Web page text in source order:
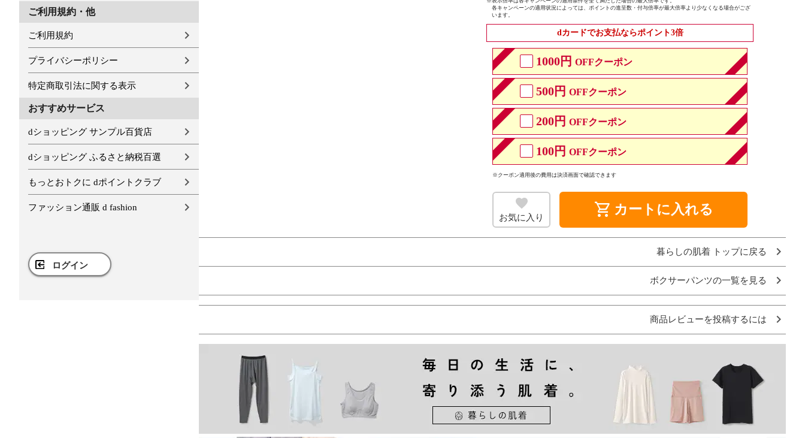
ご利用規約・他
ご利用規約
プライバシーポリシー
特定商取引法に関する表示
おすすめサービス
dショッピング サンプル百貨店
dショッピング ふるさと納税百選
もっとおトクに dポイントクラブ
ファッション通販 d fashion
ログイン
各キャンペーンの適用状況によっては、ポイントの進呈数・付与倍率が最大倍率より少なくなる場合がござ
います。
dカードでお支払ならポイント3倍
1000円 OFFクーポン
500円 OFFクーポン
200円 OFFクーポン
100円 OFFクーポン
※クーポン適用後の費用は決済画面で確認できます
お気に入り shopping_cart カートに入れる
暮らしの肌着 トップに戻る
ボクサーパンツの一覧を見る
商品レビューを投稿するには